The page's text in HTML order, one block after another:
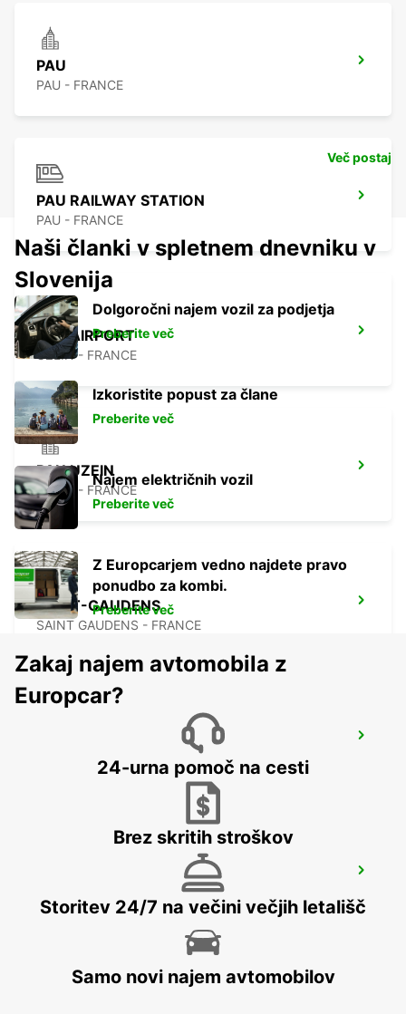
PAU
PAU - FRANCE
PAU RAILWAY STATION
PAU - FRANCE
PAU AIRPORT
UZEIN - FRANCE
PAU UZEIN
UZEIN - FRANCE
SAINT-GAUDENS
SAINT GAUDENS - FRANCE
MAULEON - FRANCE
AIRE SUR L'ADOUR - FRANCE
Več postaj
Naši članki v spletnem dnevniku v
Slovenija
Dolgoročni najem vozil za podjetja
Preberite več
Izkoristite popust za člane
Preberite več
Najem električnih vozil
Preberite več
Z Europcarjem vedno najdete pravo
ponudbo za kombi.
Preberite več
Zakaj najem avtomobila z
Europcar?
24-urna pomoč na cesti
Brez skritih stroškov
Storitev 24/7 na večini večjih letališč
Samo novi najem avtomobilov